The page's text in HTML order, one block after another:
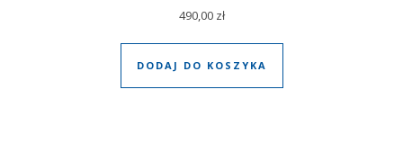
490,00 zł
DODAJ DO KOSZYKA